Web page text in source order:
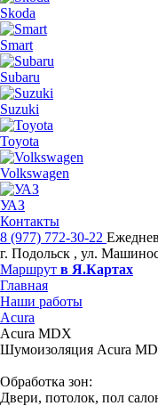
Skoda
Smart
Subaru
Suzuki
Toyota
Volkswagen
УАЗ
Контакты
8 (977) 772-30-22
г. Подольск , ул.
Маршрут в Я.Картах
Главная
Наши работы
Acura
Acura MDX
Шумоизоляция Acura
Обработка зон:
Двери, потолок, пол